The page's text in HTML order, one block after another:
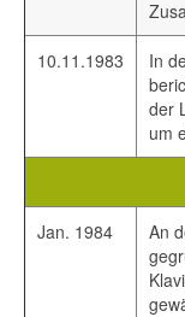
10.11.1983
In
der
um
Jan. 1984
An